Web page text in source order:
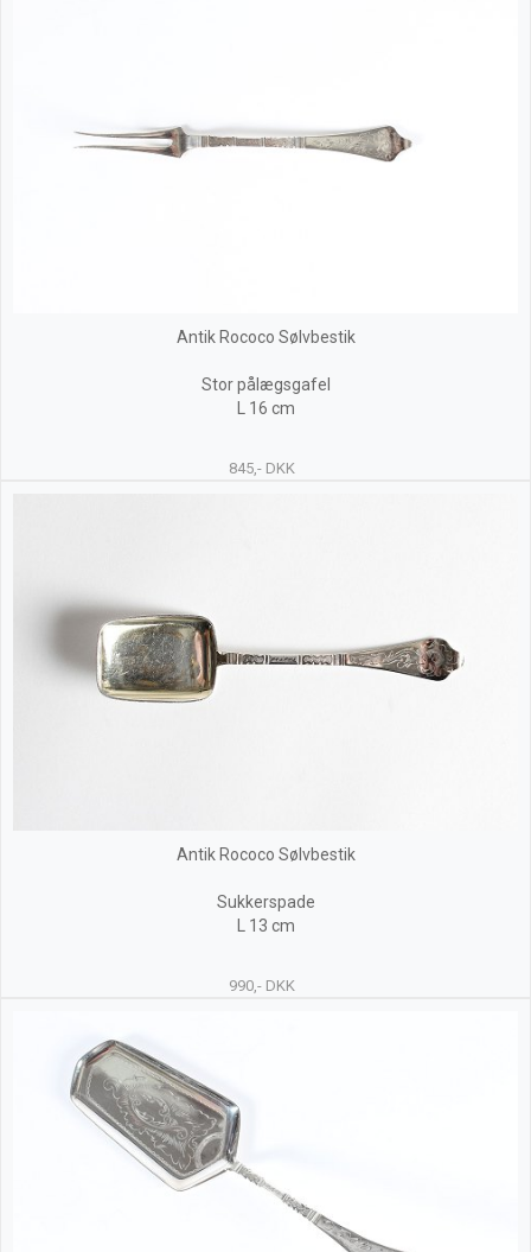
Antik Rococo Sølvbestik
Stor pålægsgafel
L 16 cm
845,- DKK
Antik Rococo Sølvbestik
Sukkerspade
L 13 cm
990,- DKK